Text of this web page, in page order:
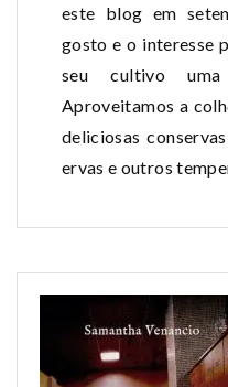
este blog em
gosto e o interesse
seu cultivo
Aproveitamos a
deliciosas
ervas e outros